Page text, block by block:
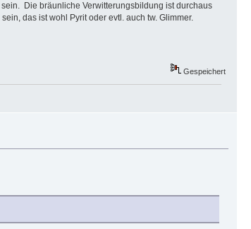
Die bräunliche Verwitterungsbildung ist durchaus
das ist wohl Pyrit oder evtl. auch tw. Glimmer.
Gespeichert